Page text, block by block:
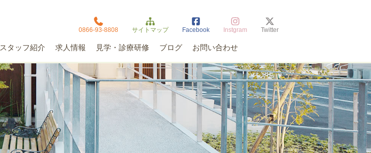
0866-93-8808 サイトマップ Facebook Instgram Twitter
スタッフ紹介 求人情報 見学・診療研修 ブログ お問い合わせ